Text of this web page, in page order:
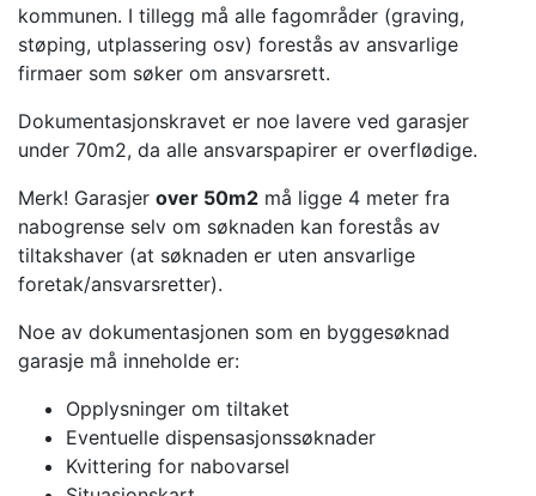
kommunen. I tillegg må alle fagområder (graving,
støping, utplassering osv) forestås av ansvarlige
firmaer som søker om ansvarsrett.
Dokumentasjonskravet er noe lavere ved garasjer
under 70m2, da alle ansvarspapirer er overflødige.
Merk! Garasjer over 50m2 må ligge 4 meter fra
nabogrense selv om søknaden kan forestås av
tiltakshaver (at søknaden er uten ansvarlige
foretak/ansvarsretter).
Noe av dokumentasjonen som en byggesøknad
garasje må inneholde er:
Opplysninger om tiltaket
Eventuelle dispensasjonssøknader
Kvittering for nabovarsel